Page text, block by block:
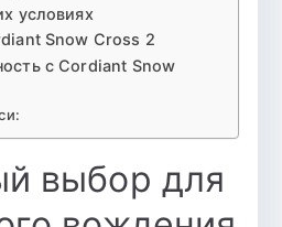
82T
б/
к
условиях
Snow Cross 2
с Cordiant Snow
выбор для